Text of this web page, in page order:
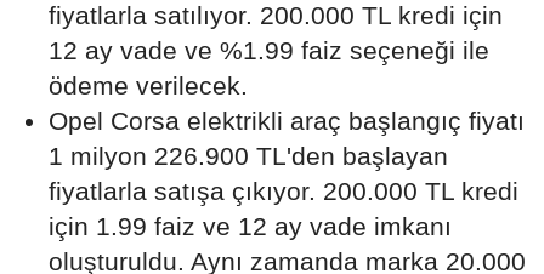
fiyatlarla satılıyor. 200.000 TL kredi için
12 ay vade ve %1.99 faiz seçeneği ile
ödeme verilecek.
Opel Corsa elektrikli araç başlangıç fiyatı
1 milyon 226.900 TL'den başlayan
fiyatlarla satışa çıkıyor. 200.000 TL kredi
için 1.99 faiz ve 12 ay vade imkanı
oluşturuldu. Aynı zamanda marka 20.000